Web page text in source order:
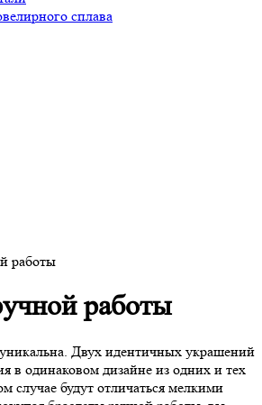
сплава
работы
работы
уникальна. Двух идентичных украшений
в одинаковом дизайне из одних и тех
случае будут отличаться мелкими